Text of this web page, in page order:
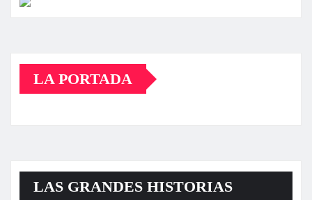
LA PORTADA
LAS GRANDES HISTORIAS